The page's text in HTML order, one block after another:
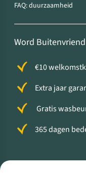
FAQ: duurzaamheid
Word Buitenvriend
€10
Extra jaar
Gratis
365 dagen